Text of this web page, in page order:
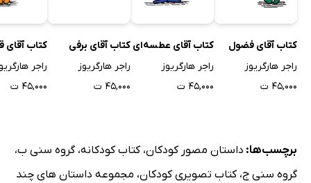
کتاب آقای فضول
راجر هارگریوز
۴۵,۰۰۰ ت
کتاب آقای عطسه‌ای
راجر هارگریوز
۴۵,۰۰۰ ت
کتاب آقای برفی
راجر هارگریوز
۴۵,۰۰۰ ت
کتاب آقای
راجر
۴۵,۰۰۰ ت
برچسب‌ها: داستان مصور کودکان،کتاب کودکانه،گروه سنی ب،
گروه سنی ج،کتاب تصویری کودکان، مجموعه داستان های چند